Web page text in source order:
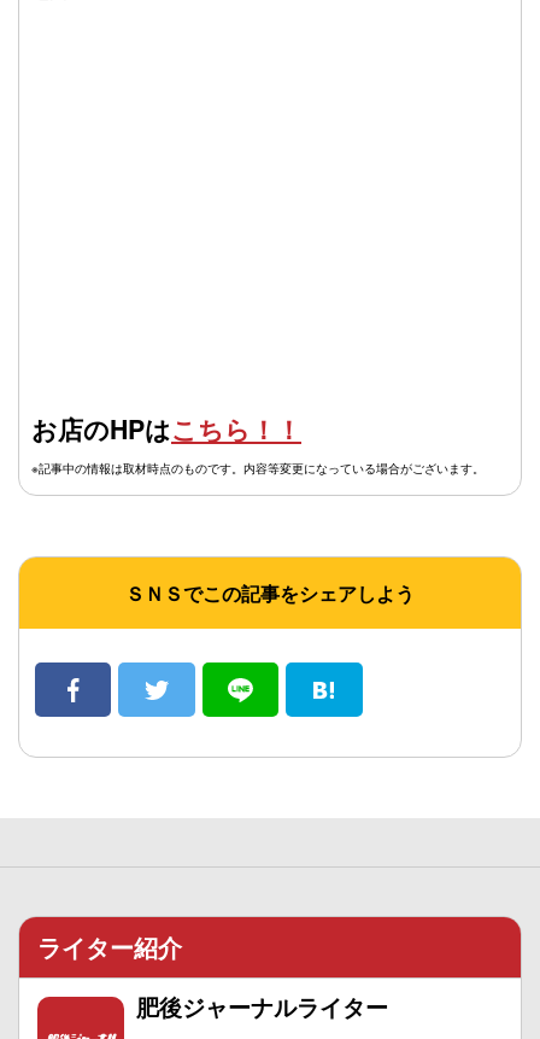
お店のHPはこちら！！
※記事中の情報は取材時点のものです。内容等変更になっている場合がございます。
ＳＮＳでこの記事をシェアしよう
ライター紹介
肥後ジャーナルライター